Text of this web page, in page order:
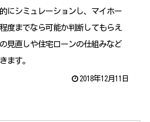
にシミュレーションし、マイホー
度までなら可能か判断してもらえ
見直しや住宅ローンの仕組みなど
ます。
2018年12月11日